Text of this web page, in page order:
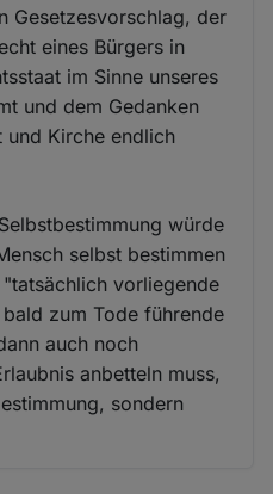
Gesetzesvorschlag, der
eines Bürgers in
im Sinne unseres
und dem Gedanken
und Kirche endlich
würde
selbst bestimmen
vorliegende
zum Tode führende
auch noch
anbetteln muss,
sondern